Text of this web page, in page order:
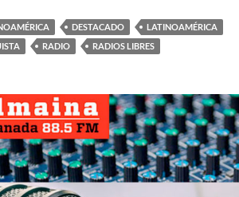
DESTACADO
LATINOAMÉRICA
RADIO RADIOS LIBRES